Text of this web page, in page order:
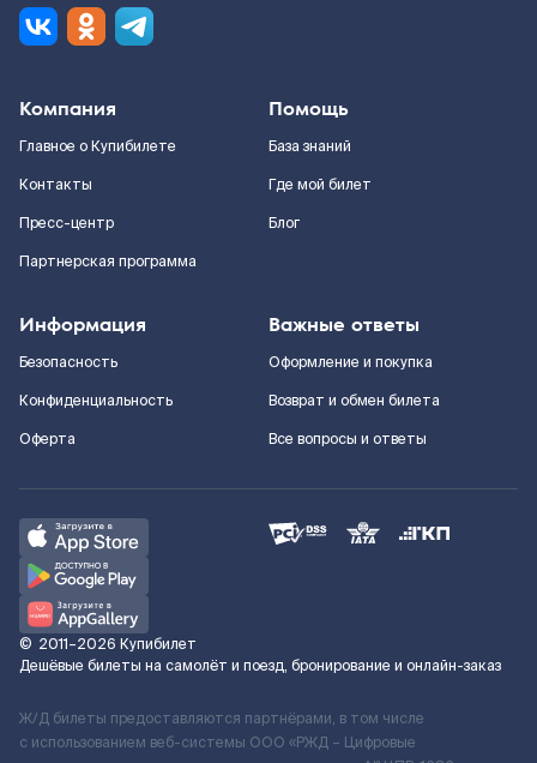
Компания
Главное о Купибилете
Контакты
Пресс-центр
Партнерская программа
Помощь
База знаний
Где мой билет
Блог
Информация
Безопасность
Конфиденциальность
Оферта
Важные ответы
Оформление и покупка
Возврат и обмен билета
Все вопросы и ответы
© 2011–2026 Купибилет
Дешёвые билеты на самолёт и поезд, бронирование и онлайн-заказ
Ж/Д билеты предоставляются партнёрами, в том числе
с использованием веб-системы ООО «РЖД – Цифровые